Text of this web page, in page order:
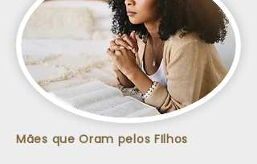
Mães que Oram pelos FIlhos